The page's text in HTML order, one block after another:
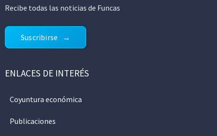
Recibe todas las noticias de Funcas
Suscribirse
ENLACES DE INTERÉS
Coyuntura económica
Publicaciones